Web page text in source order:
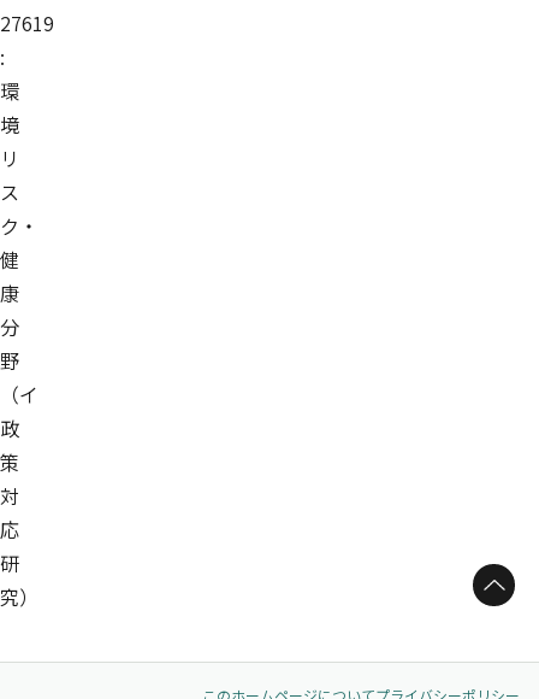
27619
:
環
境
リ
ス
ク・
健
康
分
野
（イ
政
策
対
応
研
究）
ページトップへ
このホームページについてプライバシーポリシー